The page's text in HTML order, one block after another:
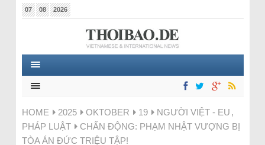
07 08 2026
HOME 2025 OKTOBER 19 NGƯỜI VIỆT - EU ,
PHÁP LUẬT
CHẤN ĐỘNG: PHẠM NHẬT VƯỢNG BỊ
TÒA ÁN ĐỨC TRIỆU TẬP!